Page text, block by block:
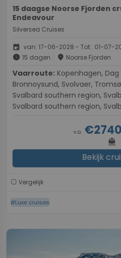
15 daagse Noorse Fjorden
Endeavour
Silversea Cruises
event van: 17-06-2028 - Tot: 01-07-
schedule 15 dagen place Noorse Fjorden
Vaarroute:
Bronnoysund, Svolvaer,
Svalbard southern region,
Svalbard southern region,
Svalbard northern region,
v.a.
directions_boat
Bekijk
Vergelijk
#Luxe cruises